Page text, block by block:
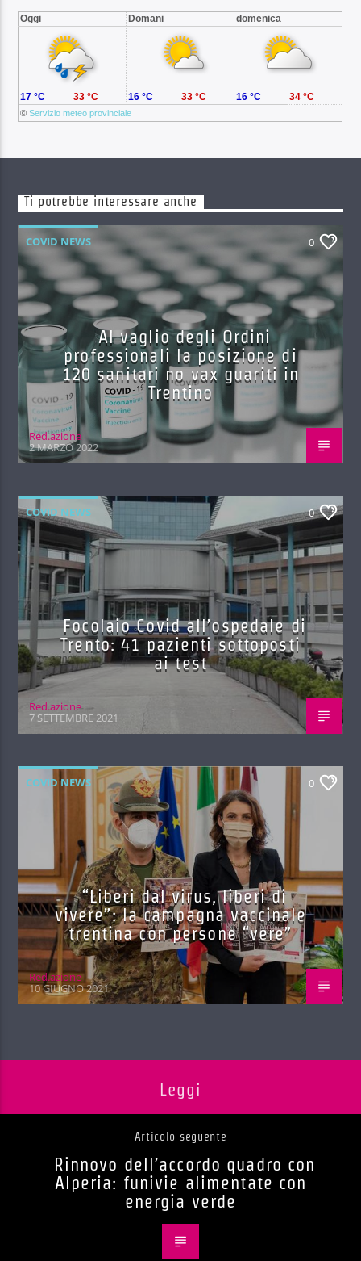
Oggi Domani domenica
©Servizio meteo provinciale
17 °C 33 °C 16 °C 33 °C 16 °C 34 °C
Ti potrebbe interessare anche
COVID NEWS 0
Al vaglio degli Ordini
professionali la posizione di
120 sanitari no vax guariti in
Trentino
Red.azione
2 MARZO 2022
COVID NEWS 0
Focolaio Covid all’ospedale di
Trento: 41 pazienti sottoposti
ai test
Red.azione
7 SETTEMBRE 2021
COVID NEWS 0
“Liberi dal virus, liberi di
vivere”: la campagna vaccinale
trentina con persone “vere”
Red.azione
10 GIUGNO 2021
Leggi
Articolo seguente
Rinnovo dell’accordo quadro con
Alperia: funivie alimentate con
energia verde